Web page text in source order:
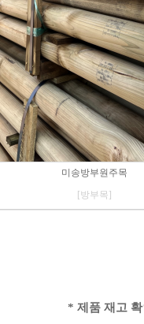
미송방부원주목
[방부목]
* 제품 재고